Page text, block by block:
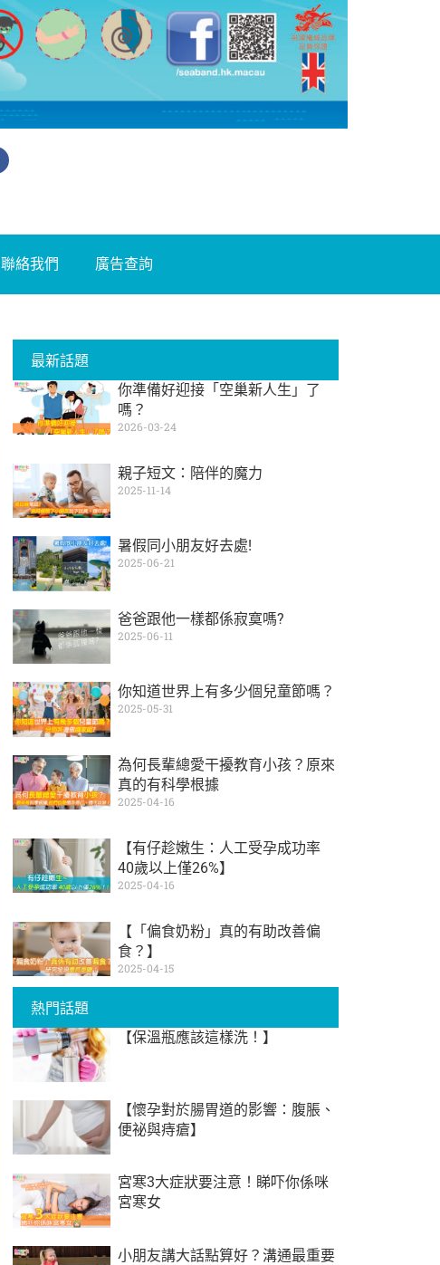
聯絡我們 廣告查詢
最新話題
你準備好迎接「空巢新人生」了
嗎？
2026-03-24
親子短文：陪伴的魔力
2025-11-14
暑假同小朋友好去處!
2025-06-21
爸爸跟他一樣都係寂寞嗎?
2025-06-11
你知道世界上有多少個兒童節嗎？
2025-05-31
為何長輩總愛干擾教育小孩？原來
真的有科學根據
2025-04-16
【有仔趁嫩生：人工受孕成功率
40歲以上僅26%】
2025-04-16
【「偏食奶粉」真的有助改善偏
食？】
2025-04-15
熱門話題
【保溫瓶應該這樣洗！】
【懷孕對於腸胃道的影響：腹脹、
便祕與痔瘡】
宮寒3大症狀要注意！睇吓你係咪
宮寒女
小朋友講大話點算好？溝通最重要